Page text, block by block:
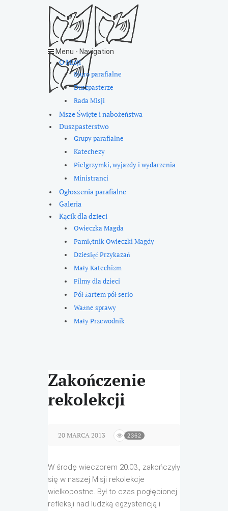
Menu - Navigation
O Misji
Biuro parafialne
Duszpasterze
Rada Misji
Msze Święte i nabożeństwa
Duszpasterstwo
Grupy parafialne
Katechezy
Pielgrzymki, wyjazdy i wydarzenia
Ministranci
Ogłoszenia parafialne
Galeria
Kącik dla dzieci
Owieczka Magda
Pamiętnik Owieczki Magdy
Dziesięć Przykazań
Mały Katechizm
Filmy dla dzieci
Pół żartem pół serio
Ważne sprawy
Mały Przewodnik
Zakończenie
rekolekcji
20 MARCA 2013 2362
W środę wieczorem 20.03., zakończyły
się w naszej Misji rekolekcje
wielkopostne. Był to czas pogłębionej
refleksji nad ludzką egzystencją i